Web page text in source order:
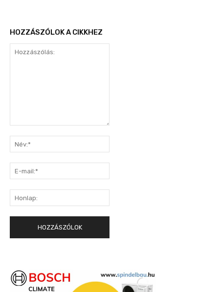
HOZZÁSZÓLOK A CIKKHEZ
mail:*